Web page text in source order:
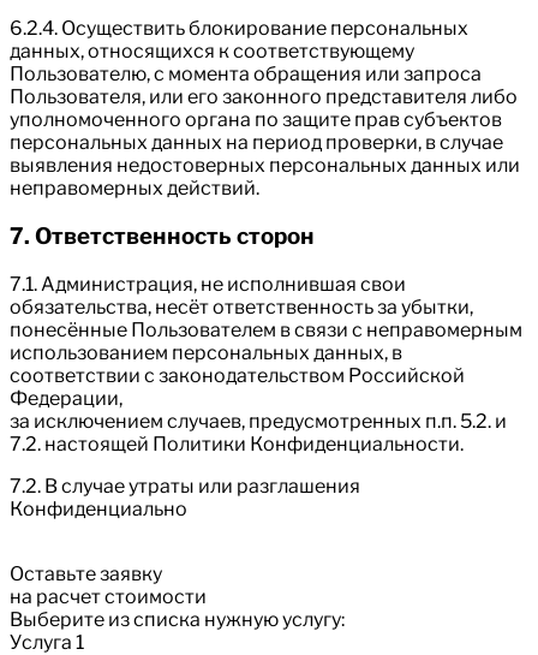
6.2.4. Осуществить блокирование персональных
данных, относящихся к соответствующему
Пользователю, с момента обращения или запроса
Пользователя, или его законного представителя либо
уполномоченного органа по защите прав субъектов
персональных данных на период проверки, в случае
выявления недостоверных персональных данных или
неправомерных действий.
7. Ответственность сторон
7.1. Администрация, не исполнившая свои
обязательства, несёт ответственность за убытки,
понесённые Пользователем в связи с неправомерным
использованием персональных данных, в
соответствии с законодательством Российской
Федерации,
за исключением случаев, предусмотренных п.п. 5.2. и
7.2. настоящей Политики Конфиденциальности.
7.2. В случае утраты или разглашения
Конфиденциально
Оставьте заявку
на расчет стоимости
Выберите из списка нужную услугу:
Услуга 1